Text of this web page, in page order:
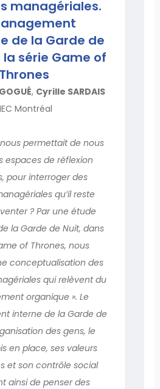
managériales.
de la Garde de
série Game of
Thrones
, Cyrille SARDAIS
Montréal
permettait de nous
espaces de réflexion
pour interroger des
qu’il reste
? Par une étude
la Garde de Nuit, dans
of Thrones, nous
conceptualisation des
qui relèvent du
organique ». Le
interne de la Garde de
des gens, le
en place, ses valeurs
et son contrôle social
ainsi de penser des